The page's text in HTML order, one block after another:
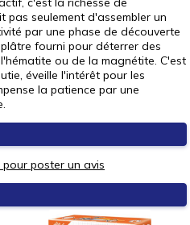
pas seulement d'assembler un
par une phase de découverte
fourni pour déterrer des
ou de la magnétite. C'est
éveille l'intérêt pour les
la patience par une
poster un avis